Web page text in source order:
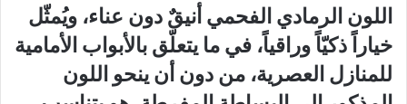
اللون الرمادي الفحمي أنيقٌ دون عناء، ويُمثّل
خياراً ذكيّاً وراقياً، في ما يتعلّق بالأبواب الأمامية
للمنازل العصرية، من دون أن ينحو اللون